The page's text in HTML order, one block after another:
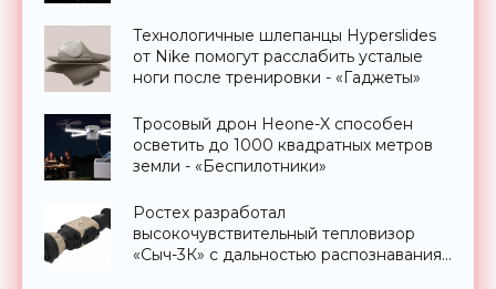
Технологичные шлепанцы Hyperslides
от Nike помогут расслабить усталые
ноги после тренировки - «Гаджеты»
Тросовый дрон Heone-X способен
осветить до 1000 квадратных метров
земли - «Беспилотники»
Ростех разработал
высокочувствительный тепловизор
«Сыч-3К» с дальностью распознавания